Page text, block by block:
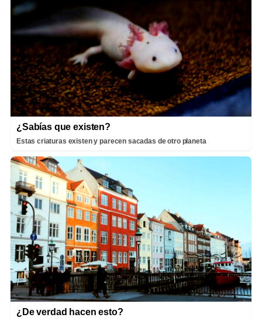
¿Sabías que existen?
Estas criaturas existen y parecen sacadas de otro planeta
¿De verdad hacen esto?